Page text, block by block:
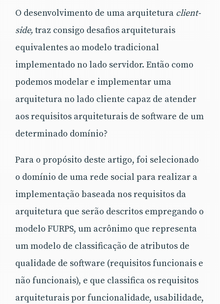
Na prática, demonstraremos um conjunto de
executável e reutilizável, exemplificando a
estrutura do projeto, padrões utilizados,
ferramentas e código-fonte, bem como os
software de uma forma geral.
O desenvolvimento de uma arquitetura client-
side, traz consigo desafios arquiteturais
equivalentes ao modelo tradicional
implementado no lado servidor. Então como
podemos modelar e implementar uma
arquitetura no lado cliente capaz de atender
aos requisitos arquiteturais de software de um
determinado domínio?
Para o propósito deste artigo, foi selecionado
o domínio de uma rede social para realizar a
implementação baseada nos requisitos da
arquitetura que serão descritos empregando o
modelo FURPS, um acrônimo que representa
um modelo de classificação de atributos de
qualidade de software (requisitos funcionais e
não funcionais), e que classifica os requisitos
arquiteturais por funcionalidade, usabilidade,